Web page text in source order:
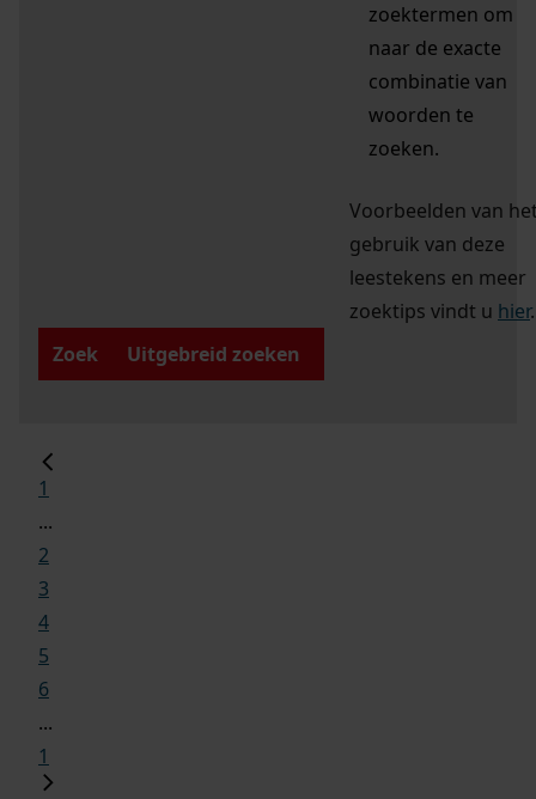
zoektermen om
naar de exacte
combinatie van
woorden te
zoeken.
Voorbeelden van
gebruik van deze
leestekens en meer
zoektips vindt u hier.
Zoek
Uitgebreid zoeken
1
...
2
3
4
5
6
...
1